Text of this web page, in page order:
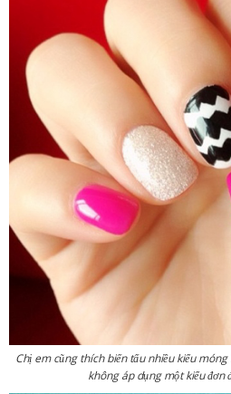
Chị em cũng thích biến tấu nhiều kiểu
không áp dụng một kiểu đơn